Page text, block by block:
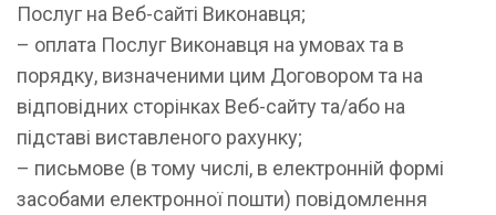
Послуг на Веб-сайті Виконавця;
– оплата Послуг Виконавця на умовах та в
порядку, визначеними цим Договором та на
відповідних сторінках Веб-сайту та/або на
підставі виставленого рахунку;
– письмове (в тому числі, в електронній формі
засобами електронної пошти) повідомлення